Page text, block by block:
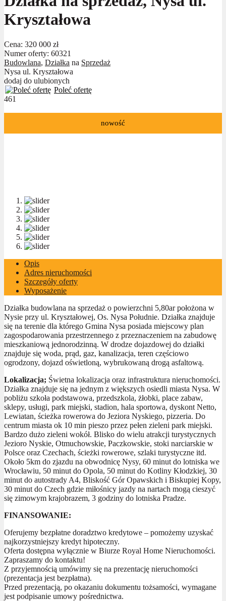
Kryształowa
Cena: 320 000 zł
Numer oferty: 60321
Budowlana, Działka na Sprzedaż
Nysa ul. Kryształowa
dodaj do ulubionych
Poleć ofertę
461
nowość
Opis
Adres nieruchomości
Szczegóły oferty
Wyposażenie
Działka budowlana na sprzedaż o powierzchni 5,80ar położona w
Nysie przy ul. Kryształowej, Os. Nysa Południe. Działka znajduje
się na terenie dla którego Gmina Nysa posiada miejscowy plan
zagospodarowania przestrzennego z przeznaczeniem na zabudowę
mieszkaniową jednorodzinną. W drodze dojazdowej do działki
znajduje się woda, prąd, gaz, kanalizacja, teren częściowo
ogrodzony, dojazd oświetloną, wybrukowaną drogą asfaltową.
Lokalizacja; Świetna lokalizacja oraz infrastruktura nieruchomości.
Działka znajduje się na jednym z większych osiedli miasta Nysa. W
pobliżu szkoła podstawowa, przedszkola, żłobki, place zabaw,
sklepy, usługi, park miejski, stadion, hala sportowa, dyskont Netto,
Lewiatan, ścieżka rowerowa do Jeziora Nyskiego, pizzeria. Do
centrum miasta ok 10 min pieszo przez pełen zieleni park miejski.
Bardzo dużo zieleni wokół. Blisko do wielu atrakcji turystycznych
Jezioro Nyskie, Otmuchowskie, Paczkowskie, stoki narciarskie w
Polsce oraz Czechach, ścieżki rowerowe, szlaki turystyczne itd.
Około 5km do zjazdu na obwodnicę Nysy, 60 minut do lotniska we
Wrocławiu, 50 minut do Opola, 50 minut do Kotliny Kłodzkiej, 30
minut do autostrady A4, Bliskość Gór Opawskich i Biskupiej Kopy,
30 minut do Czech gdzie miłośnicy jazdy na nartach mogą cieszyć
się zimowym krajobrazem, 3 godziny do lotniska Pradze.
FINANSOWANIE:
Oferujemy bezpłatne doradztwo kredytowe – pomożemy uzyskać
najkorzystniejszy kredyt hipoteczny.
Oferta dostępna wyłącznie w Biurze Royal Home Nieruchomości.
Zapraszamy do kontaktu!
Z przyjemnością umówimy się na prezentację nieruchomości
(prezentacja jest bezpłatna).
Przed prezentacją, po okazaniu dokumentu tożsamości, wymagane
jest podpisanie umowy pośrednictwa.